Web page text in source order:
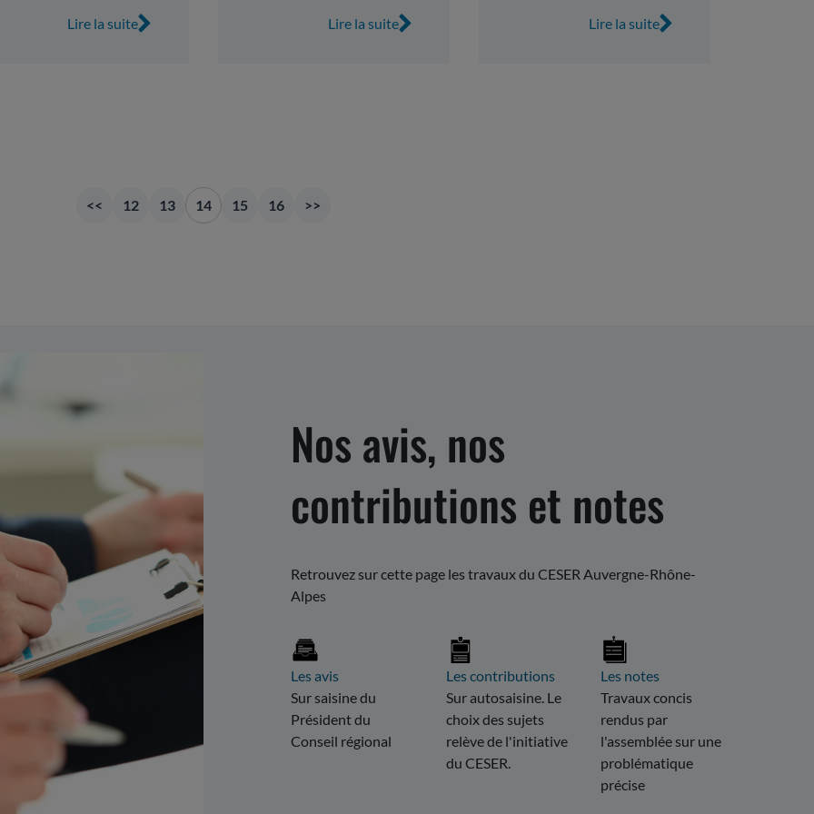
Lire la suite Lire la suite Lire la suite
<< 12 13 14 15 16 >>
Nos avis, nos
contributions et notes
Retrouvez sur cette page les travaux du CESER Auvergne-Rhône-
Alpes
Les avis
Sur saisine du
Président du
Conseil régional
Les contributions
Sur autosaisine. Le
choix des sujets
relève de l'initiative
du CESER.
Les notes
Travaux concis
rendus par
l'assemblée sur une
problématique
précise